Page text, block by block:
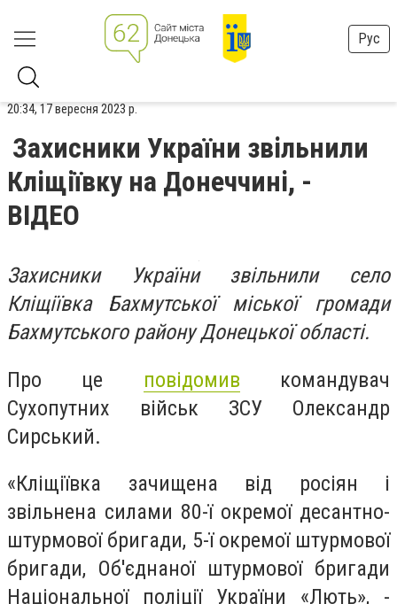
Рус
20:34, 17 вересня 2023 р.
Захисники України звільнили
Кліщіївку на Донеччині, -
ВІДЕО
Захисники України звільнили село
Кліщіївка Бахмутської міської громади
Бахмутського району Донецької області.
Про це повідомив командувач
Сухопутних військ ЗСУ Олександр
Сирський.
«Кліщіївка зачищена від росіян і
звільнена силами 80-ї окремої десантно-
штурмової бригади, 5-ї окремої штурмової
бригади, Об'єднаної штурмової бригади
Національної поліції України «Лють», -